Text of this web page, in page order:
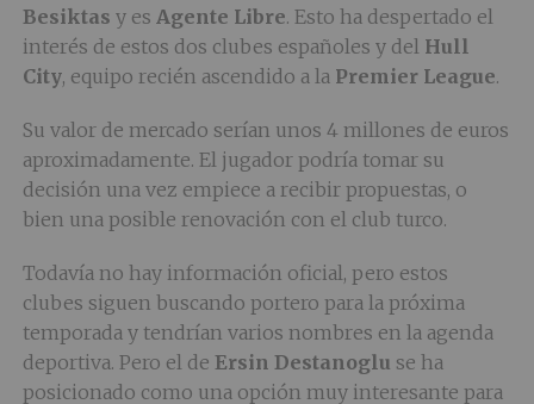
Besiktas y es Agente Libre. Esto ha despertado el
interés de estos dos clubes españoles y del Hull
City, equipo recién ascendido a la Premier League.
Su valor de mercado serían unos 4 millones de euros
aproximadamente. El jugador podría tomar su
decisión una vez empiece a recibir propuestas, o
bien una posible renovación con el club turco.
Todavía no hay información oficial, pero estos
clubes siguen buscando portero para la próxima
temporada y tendrían varios nombres en la agenda
deportiva. Pero el de Ersin Destanoglu se ha
posicionado como una opción muy interesante para